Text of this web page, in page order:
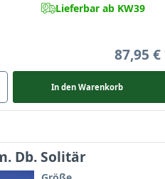
kegelförmiger bis breit-
Lieferbar ab KW39
87,95 €
In den Warenkorb
Db. Solitär